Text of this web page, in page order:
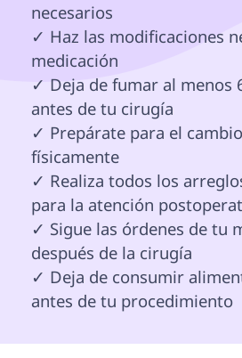
necesarios
✓ Haz las modificaciones
medicación
✓ Deja de fumar al menos
antes de tu cirugía
✓ Prepárate para el
físicamente
✓ Realiza todos los
para la atención
✓ Sigue las órdenes de tu
después de la cirugía
✓ Deja de consumir
antes de tu procedimiento